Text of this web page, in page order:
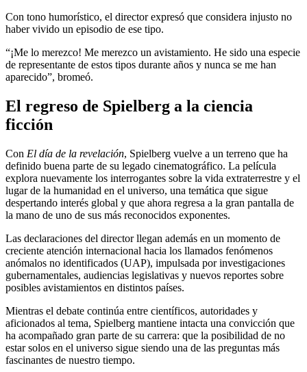
Con tono humorístico, el director expresó que considera injusto no
haber vivido un episodio de ese tipo.
“¡Me lo merezco! Me merezco un avistamiento. He sido una especie
de representante de estos tipos durante años y nunca se me han
aparecido”, bromeó.
El regreso de Spielberg a la ciencia
ficción
Con El día de la revelación, Spielberg vuelve a un terreno que ha
definido buena parte de su legado cinematográfico. La película
explora nuevamente los interrogantes sobre la vida extraterrestre y el
lugar de la humanidad en el universo, una temática que sigue
despertando interés global y que ahora regresa a la gran pantalla de
la mano de uno de sus más reconocidos exponentes.
Las declaraciones del director llegan además en un momento de
creciente atención internacional hacia los llamados fenómenos
anómalos no identificados (UAP), impulsada por investigaciones
gubernamentales, audiencias legislativas y nuevos reportes sobre
posibles avistamientos en distintos países.
Mientras el debate continúa entre científicos, autoridades y
aficionados al tema, Spielberg mantiene intacta una convicción que
ha acompañado gran parte de su carrera: que la posibilidad de no
estar solos en el universo sigue siendo una de las preguntas más
fascinantes de nuestro tiempo.